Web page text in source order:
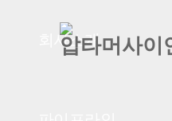
회사소개